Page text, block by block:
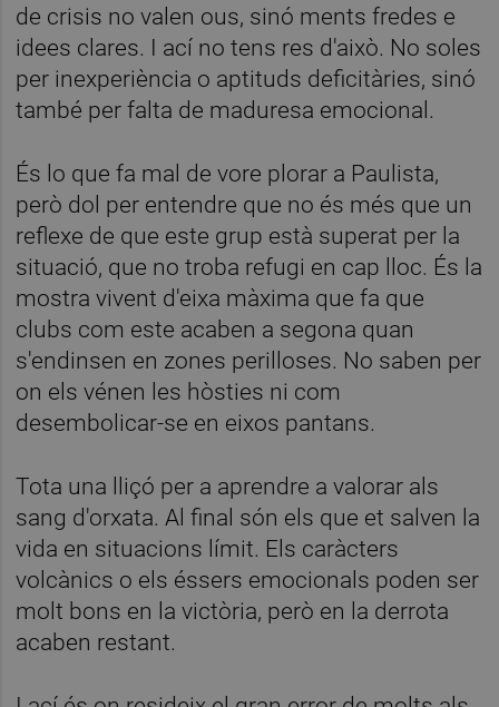
de crisis no valen ous, sinó ments fredes e
idees clares. I ací no tens res d'això. No soles
per inexperiència o aptituds deficitàries, sinó
també per falta de maduresa emocional.
És lo que fa mal de vore plorar a Paulista,
però dol per entendre que no és més que un
reflexe de que este grup està superat per la
situació, que no troba refugi en cap lloc. És la
mostra vivent d'eixa màxima que fa que
clubs com este acaben a segona quan
s'endinsen en zones perilloses. No saben per
on els vénen les hòsties ni com
desembolicar-se en eixos pantans.
Tota una lliçó per a aprendre a valorar als
sang d'orxata. Al final són els que et salven la
vida en situacions límit. Els caràcters
volcànics o els éssers emocionals poden ser
molt bons en la victòria, però en la derrota
acaben restant.